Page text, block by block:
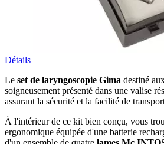
Détails
Le set de laryngoscopie Gima destiné
soigneusement présenté dans une valise
assurant la sécurité et la facilité de
À l'intérieur de ce kit bien conçu, vous
ergonomique équipée d'une batterie